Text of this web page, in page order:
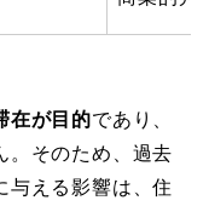
在が目的であり、
。そのため、過去
与える影響は、住